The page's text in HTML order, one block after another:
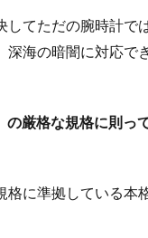
してただの腕時計で
深海の暗闇に対応で
の厳格な規格に則っ
格に準拠している本